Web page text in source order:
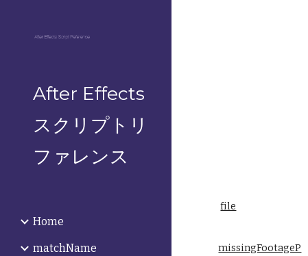
After Effects
スクリプトリ
ファレンス
Home
matchName
file
missingFootageP